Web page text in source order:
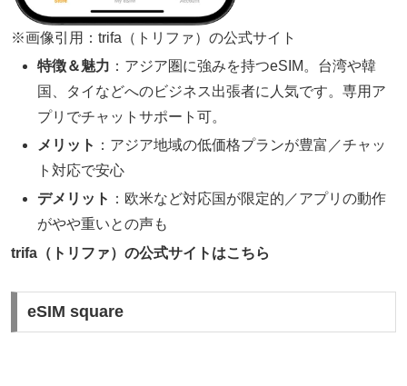
※画像引用：trifa（トリファ）の公式サイト
特徴＆魅力 ：アジア圏に強みを持つeSIM。台湾や韓
国、タイなどへのビジネス出張者に人気です。専用ア
プリでチャットサポート可。
メリット ：アジア地域の低価格プランが豊富／チャッ
ト対応で安心
デメリット ：欧米など対応国が限定的／アプリの動作
がやや重いとの声も
trifa（トリファ）の公式サイトはこちら
eSIM square